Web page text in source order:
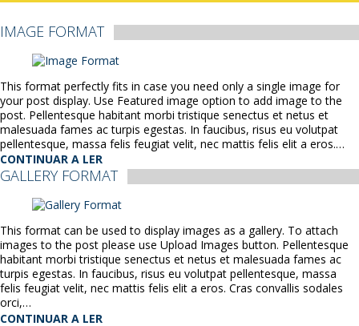
IMAGE FORMAT
This format perfectly fits in case you need only a single image for
your post display. Use Featured image option to add image to the
post. Pellentesque habitant morbi tristique senectus et netus et
malesuada fames ac turpis egestas. In faucibus, risus eu volutpat
pellentesque, massa felis feugiat velit, nec mattis felis elit a eros.…
CONTINUAR A LER
GALLERY FORMAT
This format can be used to display images as a gallery. To attach
images to the post please use Upload Images button. Pellentesque
habitant morbi tristique senectus et netus et malesuada fames ac
turpis egestas. In faucibus, risus eu volutpat pellentesque, massa
felis feugiat velit, nec mattis felis elit a eros. Cras convallis sodales
orci,…
CONTINUAR A LER